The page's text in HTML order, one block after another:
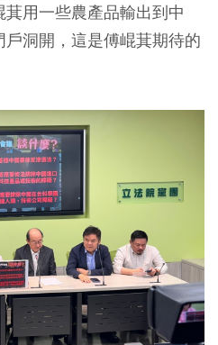
用一些農產品輸出到中
洞開，這是傅崐萁期待的